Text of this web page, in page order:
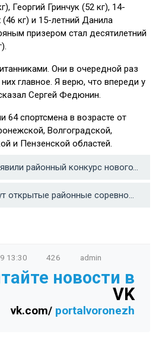
Георгий Гринчук (52 кг), 14-
кг) и 15-летний Данила
призером стал десятилетний
Они в очередной раз
главное. Я верю, что впереди у
Сергей Федюнин.
64 спортсмена в возрасте от
Волгоградской,
и Пензенской областей.
← В Грибановке объявили районный конкурс новогодних костюмов
В Грибановке пройдут открытые районные соревнования по боксу →
13:30 426 admin
новости в
VK
vk.com/ portalvoronezh